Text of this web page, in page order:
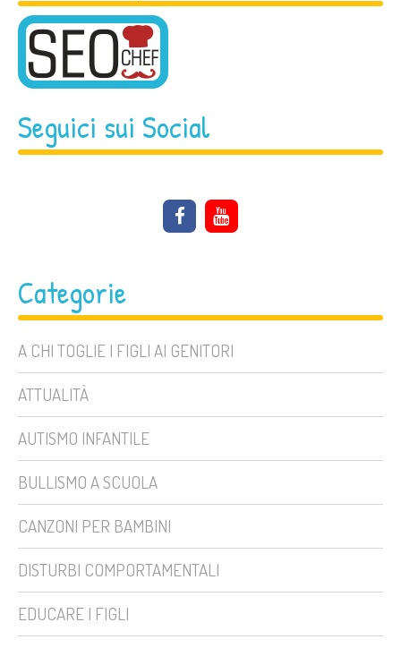
Seguici sui Social
Categorie
A CHI TOGLIE I FIGLI AI GENITORI
ATTUALITÀ
AUTISMO INFANTILE
BULLISMO A SCUOLA
CANZONI PER BAMBINI
DISTURBI COMPORTAMENTALI
EDUCARE I FIGLI